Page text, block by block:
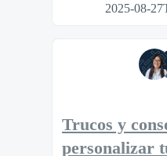
2025-08-
Trucos y
personalizar